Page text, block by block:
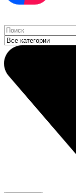
Search
...